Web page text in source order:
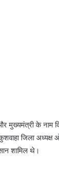
के नाम
जिला
शामिल थे।